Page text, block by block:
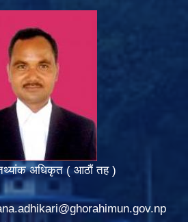
तथ्यांक अधिकृत ( आठौं तह )